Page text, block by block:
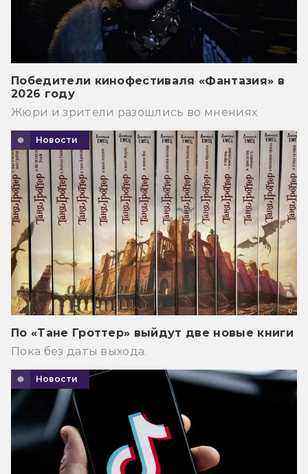
Победители кинофестиваля «Фантазия» в
2026 году
Жюри и зрители разошлись во мнениях
Новости
По «Тане Гроттер» выйдут две новые книги
Пока без даты выхода.
Новости